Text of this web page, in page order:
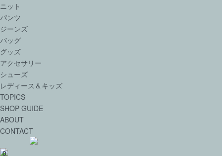
ニット
パンツ
ジーンズ
バッグ
グッズ
アクセサリー
シューズ
レディース＆キッズ
TOPICS
SHOP GUIDE
ABOUT
CONTACT
0